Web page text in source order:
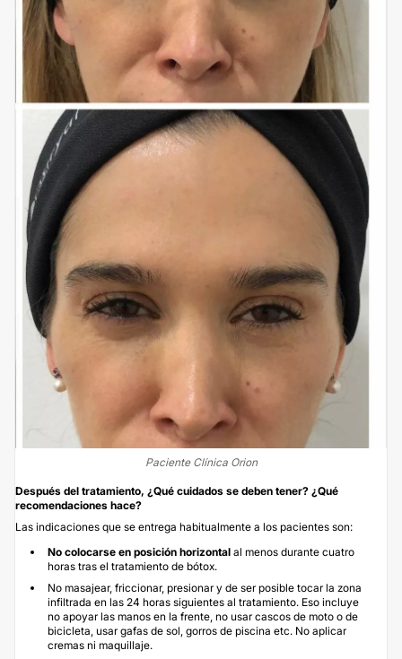
Paciente Clínica Orion
Después del tratamiento, ¿Qué cuidados se deben tener? ¿Qué
recomendaciones hace?
Las indicaciones que se entrega habitualmente a los pacientes son:
No colocarse en posición horizontal al menos durante cuatro
horas tras el tratamiento de bótox.
No masajear, friccionar, presionar y de ser posible tocar la zona
infiltrada en las 24 horas siguientes al tratamiento. Eso incluye
no apoyar las manos en la frente, no usar cascos de moto o de
bicicleta, usar gafas de sol, gorros de piscina etc. No aplicar
cremas ni maquillaje.